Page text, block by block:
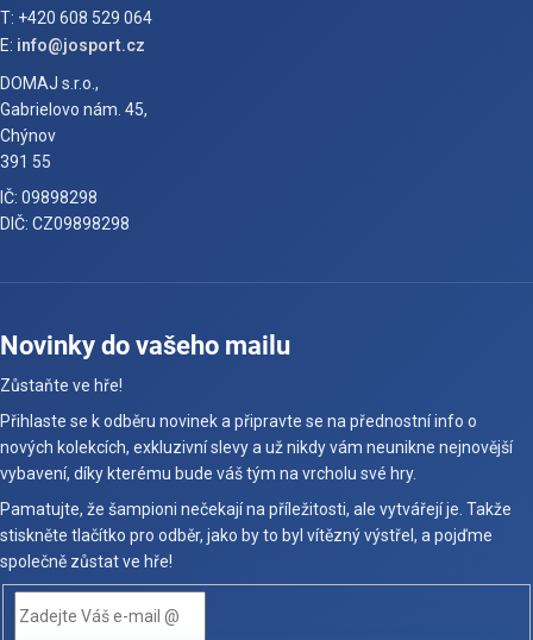
T: +420 608 529 064
E: info@josport.cz
DOMAJ s.r.o.,
Gabrielovo nám. 45,
Chýnov
391 55
IČ: 09898298
DIČ: CZ09898298
Novinky do vašeho mailu
Zůstaňte ve hře!
Přihlaste se k odběru novinek a připravte se na přednostní info o
nových kolekcích, exkluzivní slevy a už nikdy vám neunikne nejnovější
vybavení, díky kterému bude váš tým na vrcholu své hry.
Pamatujte, že šampioni nečekají na příležitosti, ale vytvářejí je. Takže
stiskněte tlačítko pro odběr, jako by to byl vítězný výstřel, a pojďme
společně zůstat ve hře!